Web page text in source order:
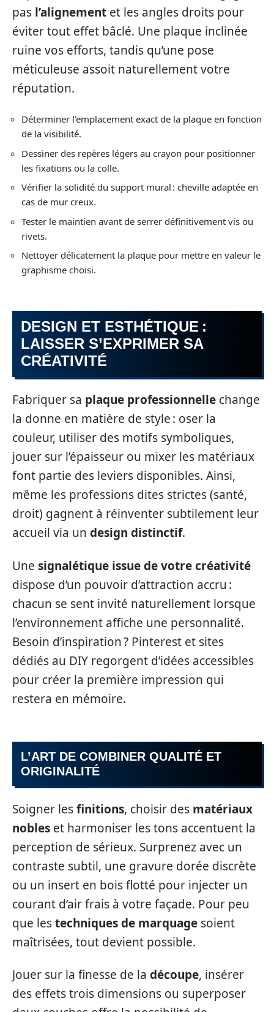
pas l’alignement et les angles droits pour
éviter tout effet bâclé. Une plaque inclinée
ruine vos efforts, tandis qu’une pose
méticuleuse assoit naturellement votre
réputation.
Déterminer l’emplacement exact de la plaque en fonction
de la visibilité.
Dessiner des repères légers au crayon pour positionner
les fixations ou la colle.
Vérifier la solidité du support mural : cheville adaptée en
cas de mur creux.
Tester le maintien avant de serrer définitivement vis ou
rivets.
Nettoyer délicatement la plaque pour mettre en valeur le
graphisme choisi.
DESIGN ET ESTHÉTIQUE :
LAISSER S’EXPRIMER SA
CRÉATIVITÉ
Fabriquer sa plaque professionnelle change
la donne en matière de style : oser la
couleur, utiliser des motifs symboliques,
jouer sur l’épaisseur ou mixer les matériaux
font partie des leviers disponibles. Ainsi,
même les professions dites strictes (santé,
droit) gagnent à réinventer subtilement leur
accueil via un design distinctif.
Une signalétique issue de votre créativité
dispose d’un pouvoir d’attraction accru :
chacun se sent invité naturellement lorsque
l’environnement affiche une personnalité.
Besoin d’inspiration ? Pinterest et sites
dédiés au DIY regorgent d’idées accessibles
pour créer la première impression qui
restera en mémoire.
L’ART DE COMBINER QUALITÉ ET
ORIGINALITÉ
Soigner lesfinitions, choisir des matériaux
nobles et harmoniser les tons accentuent la
perception de sérieux. Surprenez avec un
contraste subtil, une gravure dorée discrète
ou un insert en bois flotté pour injecter un
courant d’air frais à votre façade. Pour peu
que lestechniques de marquage soient
maîtrisées, tout devient possible.
Jouer sur la finesse de la découpe, insérer
des effets trois dimensions ou superposer